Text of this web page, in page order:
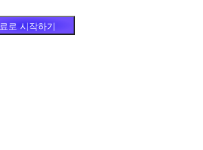
로 시작하기